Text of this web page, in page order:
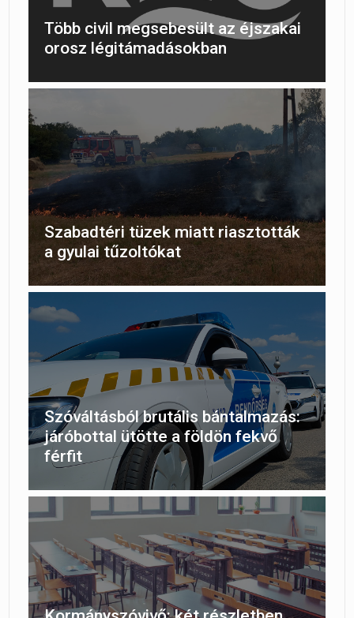
Több civil megsebesült az éjszakai
orosz légitámadásokban
Szabadtéri tüzek miatt riasztották
a gyulai tűzoltókat
Szóváltásból brutális bántalmazás:
járóbottal ütötte a földön fekvő
férfit